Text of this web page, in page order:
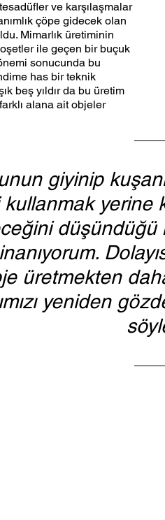
ve karşılaşmalar
çöpe gidecek olan
Mimarlık üretiminin
ile geçen bir buçuk
sonucunda bu
has bir teknik
beş yıldır da bu üretim
alana ait objeler
giyinip
yerine
düşündüğü
üretmekten
yeniden